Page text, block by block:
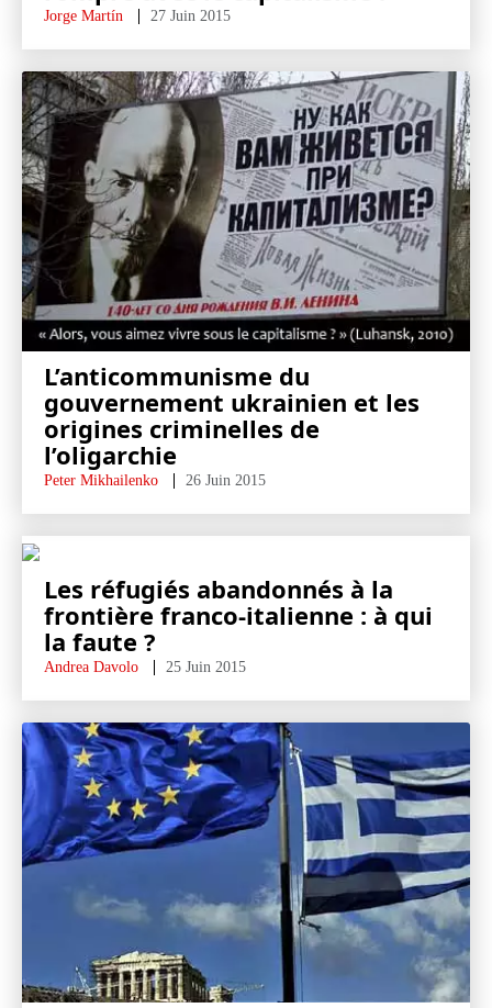
Jorge Martín 27 Juin 2015
L’anticommunisme du
gouvernement ukrainien et les
origines criminelles de
l’oligarchie
Peter Mikhailenko 26 Juin 2015
Les réfugiés abandonnés à la
frontière franco-italienne : à qui
la faute ?
Andrea Davolo 25 Juin 2015